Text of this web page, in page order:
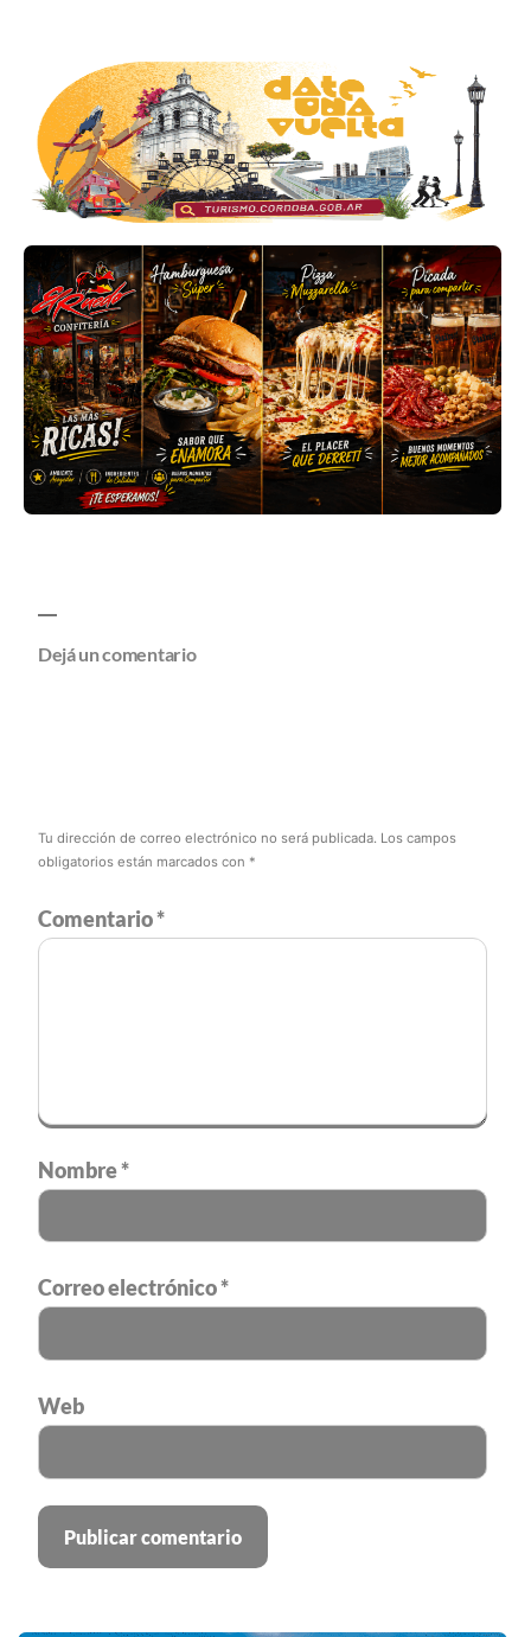
Dejá un comentario
Tu dirección de correo electrónico no será publicada. Los campos
obligatorios están marcados con *
Comentario*
Nombre*
Correo electrónico*
Web